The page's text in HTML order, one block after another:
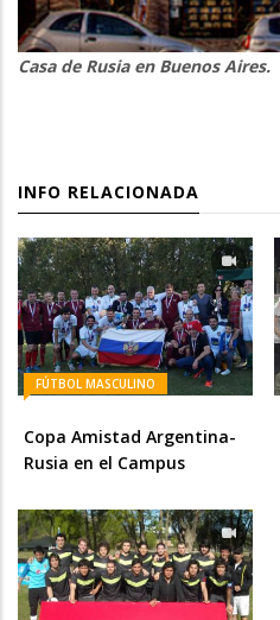
Casa de Rusia en Buenos Aires.
INFO RELACIONADA
FÚTBOL MASCULINO
Copa Amistad Argentina-
Rusia en el Campus